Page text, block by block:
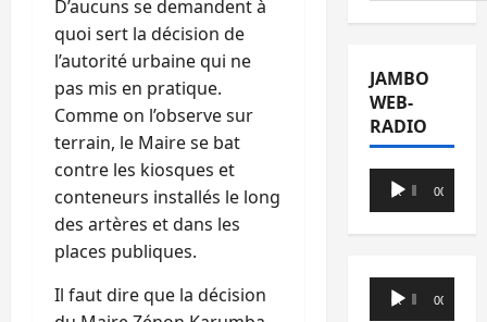
D’aucuns se demandent à
quoi sert la décision de
l’autorité urbaine qui ne
pas mis en pratique.
Comme on l’observe sur
terrain, le Maire se bat
contre les kiosques et
conteneurs installés le long
des artères et dans les
places publiques.
Il faut dire que la décision
JAMBO
WEB-
RADIO
Lecteur
audio
00:00 00:00
Lecteur
audio
00:00 00:00